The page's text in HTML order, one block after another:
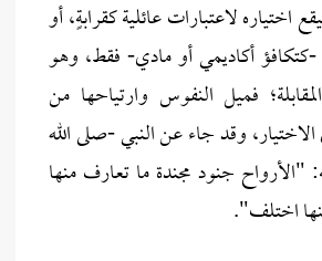
اختياره لاعتبارات عائلية كقرابةٍ، أو
-كتكافؤ أكاديمي أو مادي- فقط، وهو
فميل النفوس وارتياحها من
الاختيار، وقد جاء عن النبي -صلى الله
جنود مجندة ما تعارف منها
اختلف".